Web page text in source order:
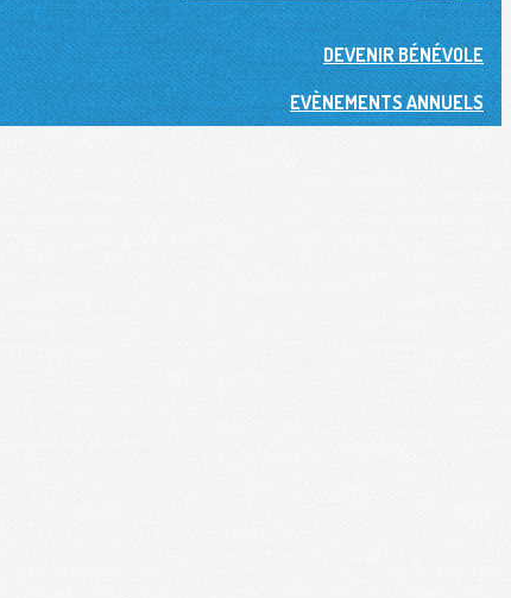
DEVENIR BÉNÉVOLE
EVÈNEMENTS ANNUELS